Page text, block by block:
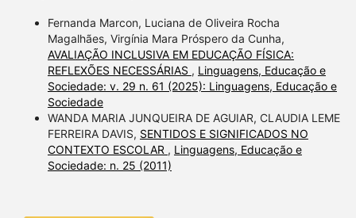
Fernanda Marcon, Luciana de Oliveira Rocha
Magalhães, Virgínia Mara Próspero da Cunha,
AVALIAÇÃO INCLUSIVA EM EDUCAÇÃO FÍSICA:
REFLEXÕES NECESSÁRIAS , Linguagens, Educação e
Sociedade: v. 29 n. 61 (2025): Linguagens, Educação e
Sociedade
WANDA MARIA JUNQUEIRA DE AGUIAR, CLAUDIA LEME
FERREIRA DAVIS, SENTIDOS E SIGNIFICADOS NO
CONTEXTO ESCOLAR , Linguagens, Educação e
Sociedade: n. 25 (2011)